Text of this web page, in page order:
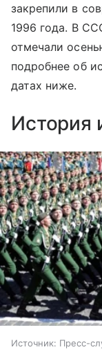
закрепили в
1996 года. В
отмечали
подробнее об
датах ниже.
История
Источник: Пресс-